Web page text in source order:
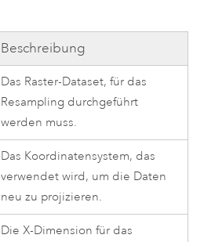
Beschreibung
Das Raster-Dataset, für das
Resampling durchgeführt
werden muss.
Das Koordinatensystem, das
verwendet wird, um die Daten
neu zu projizieren.
Die X-Dimension für das